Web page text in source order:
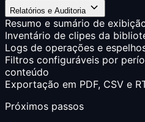
Relatórios e Auditoria
Resumo e sumário de
Inventário de clipes da
Logs de operações e
Filtros configuráveis por
conteúdo
Exportação em PDF, CSV e
Próximos passos